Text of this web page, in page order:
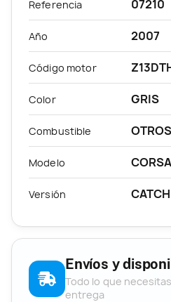
Referencia 07210
Año 2007
Código motor
Color GRIS
Combustible OTROS
Modelo
Versión
Envíos y
Todo lo que
entrega